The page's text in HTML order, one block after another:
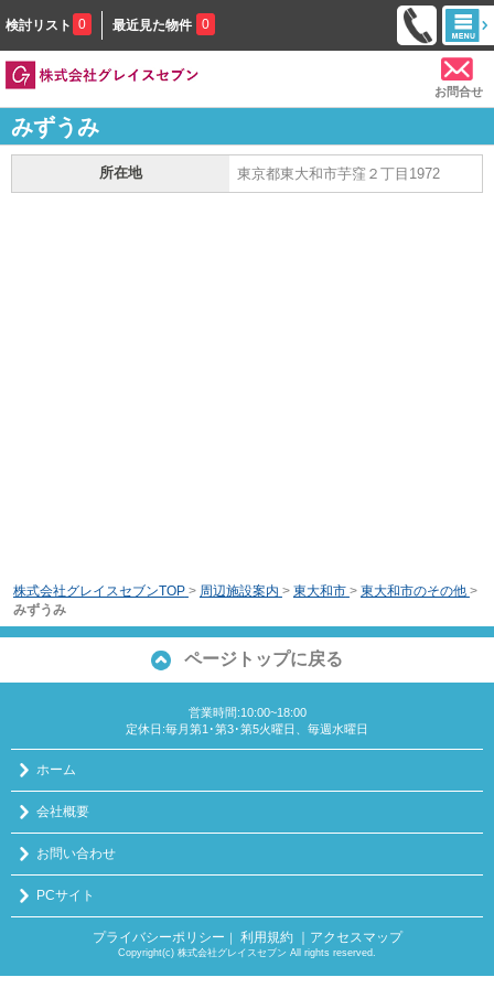
検討リスト 0 最近見た物件 0
お問合せ
みずうみ
所在地 東京都東大和市芋窪２丁目1972
株式会社グレイスセブンTOP > 周辺施設案内 > 東大和市 > 東大和市のその他 >
みずうみ
ページトップに戻る
営業時間:10:00~18:00
定休日:毎月第1･第3･第5火曜日、毎週水曜日
ホーム
会社概要
お問い合わせ
PCサイト
プライバシーポリシー ｜ 利用規約 ｜アクセスマップ
Copyright(c) 株式会社グレイスセブン All rights reserved.